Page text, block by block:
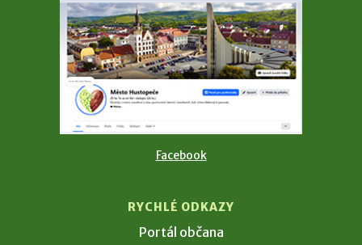
Facebook
RYCHLÉ ODKAZY
Portál občana